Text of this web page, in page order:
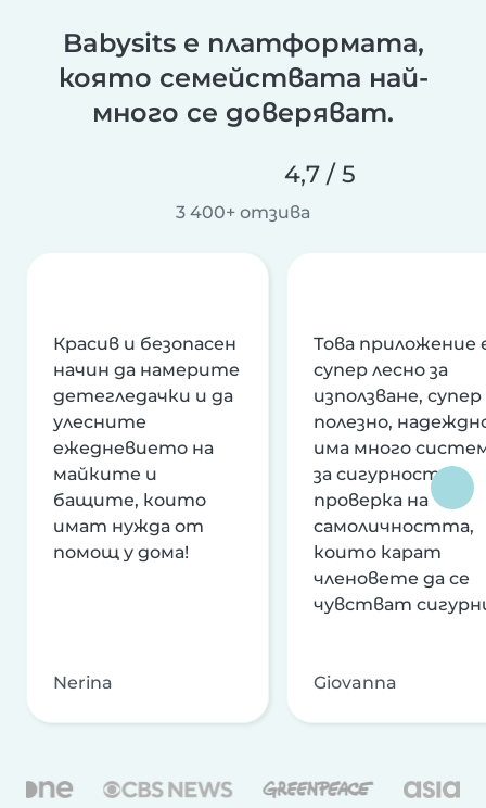
Babysits е платформата,
която семействата най-
много се доверяват.
4,7 / 5
3 400+ отзива
Красив и безопасен
начин да намерите
детегледачки и да
улесните
ежедневието на
майките и
бащите, които
имат нужда от
помощ у дома!
Nerina
Това приложение
супер лесно за
използване, супер
полезно,
има много
за сигурност и
проверка на
самоличността,
които карат
членовете да се
чувстват
Giovanna